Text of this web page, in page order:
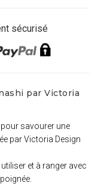
sécurisé
par Victoria
pour savourer une
par Victoria Design
et à ranger avec